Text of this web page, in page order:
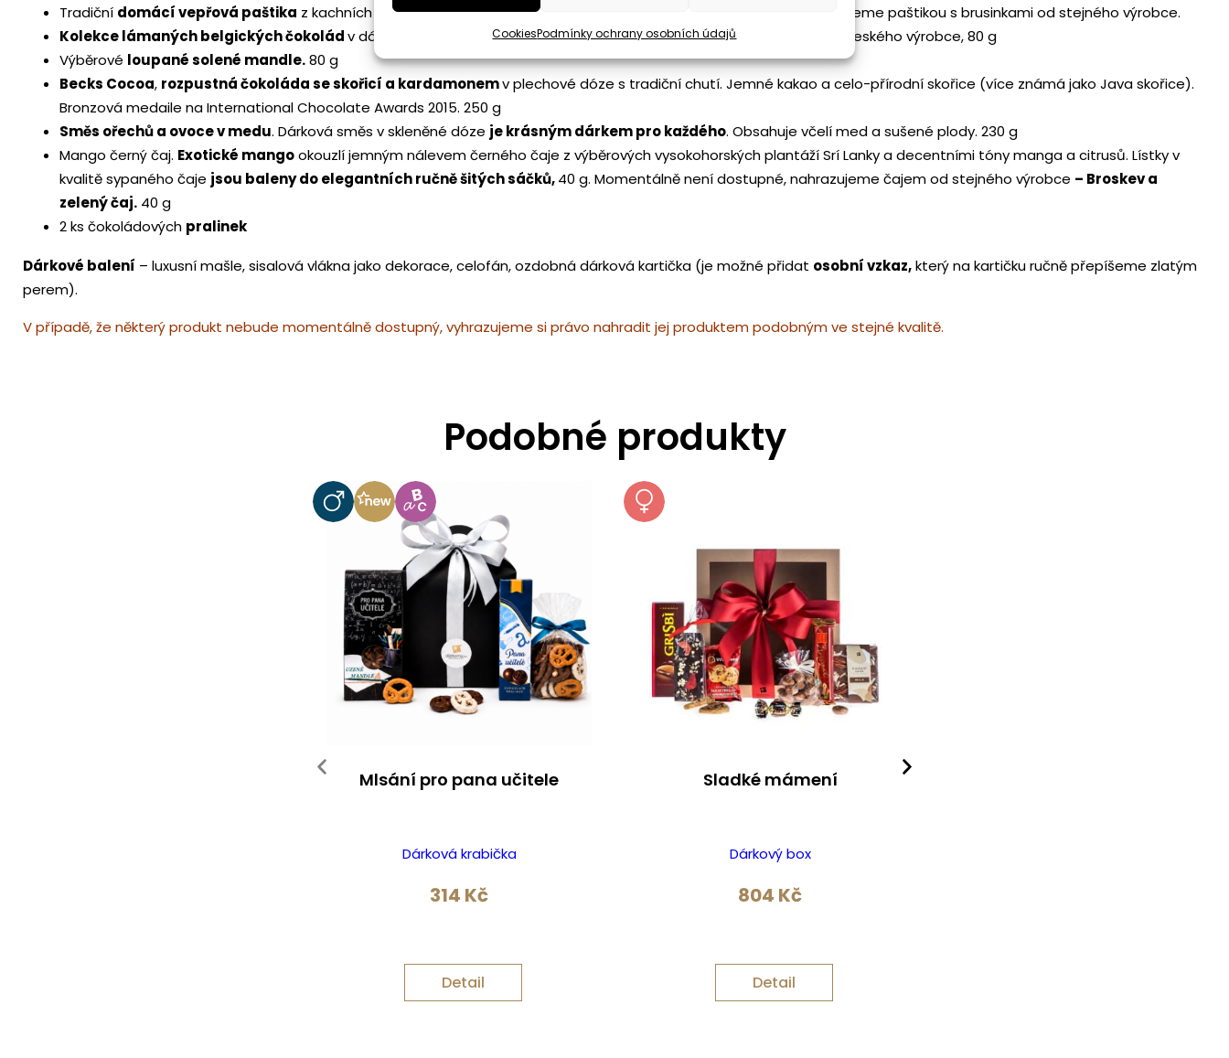
CookiesPodmínky ochrany osobních údajů
Tradiční domácí vepřová paštika z kachních jater od českého výrobce, 200 g. Momentálně není dostupné, nahrazujeme paštikou s brusinkami od stejného výrobce.
Kolekce lámaných belgických čokoládv dárkovém celofánovém sáčku s různými druhyořechových
posypů od českého výrobce, 80 g
Výběrové loupané solené mandle.80 g
Becks Cocoa, rozpustná čokoláda se skořicí a kardamonemv plechové dóze s tradiční chutí. Jemné kakao a celo-přírodní skořice (více známá jako Java skořice).
Bronzová medaile na International Chocolate Awards 2015. 250 g
Směs ořechů a ovoce v medu. Dárková směs v skleněné dóze je krásným dárkem pro každého. Obsahuje včelí med a sušené plody. 230 g
Mango černý čaj. Exotické mangookouzlí jemným nálevem černého čaje z výběrových vysokohorských plantáží Srí Lanky a decentními tóny manga a citrusů. Lístky v
kvalitě sypaného čaje jsou baleny do elegantních ručně šitých sáčků,40 g. Momentálně není dostupné, nahrazujeme čajem od stejného výrobce – Broskev a
zelený čaj. 40 g
2 ks čokoládových pralinek
Dárkové balení – luxusní mašle, sisalová vlákna jako dekorace, celofán, ozdobná dárková kartička (je možné přidat osobní vzkaz,který na kartičku ručně přepíšeme zlatým
perem).
V případě, že některý produkt nebude momentálně dostupný, vyhrazujeme si právo nahradit jej produktem podobným ve stejné kvalitě.
Podobné produkty
Mlsání pro pana učitele
Dárková krabička
314 Kč
Detail
Sladké mámení
Dárkový box
804 Kč
Detail